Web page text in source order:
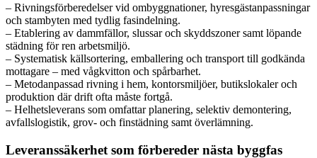
– Rivningsförberedelser vid ombyggnationer, hyresgästanpassningar
och stambyten med tydlig fasindelning.
– Etablering av dammfällor, slussar och skyddszoner samt löpande
städning för ren arbetsmiljö.
– Systematisk källsortering, emballering och transport till godkända
mottagare – med vågkvitton och spårbarhet.
– Metodanpassad rivning i hem, kontorsmiljöer, butikslokaler och
produktion där drift ofta måste fortgå.
– Helhetsleverans som omfattar planering, selektiv demontering,
avfallslogistik, grov- och finstädning samt överlämning.
Leveranssäkerhet som förbereder nästa byggfas